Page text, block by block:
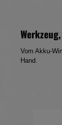
Vom Akku-
Hand.